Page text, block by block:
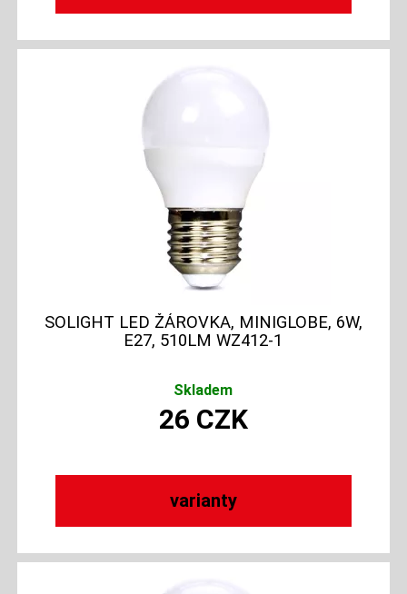
SOLIGHT LED ŽÁROVKA, MINIGLOBE, 6W,
E27, 510LM WZ412-1
Skladem
varianty
26 CZK